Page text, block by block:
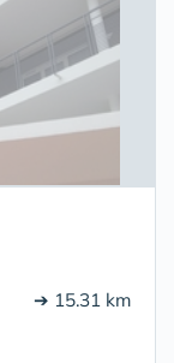
➔ 15.31 km